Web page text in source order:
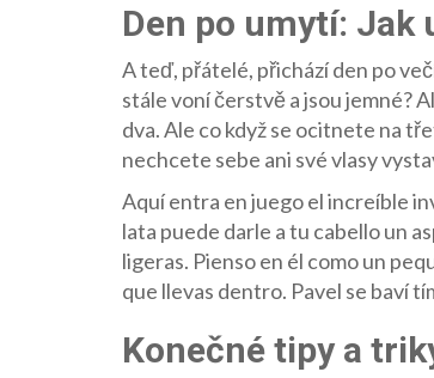
Den po umytí: Jak
A teď, přátelé, přichází den po
stále voní čerstvě a jsou jemné?
dva. Ale co když se ocitnete na
nechcete sebe ani své vlasy
Aquí entra en juego el increíble
lata puede darle a tu cabello un
ligeras. Pienso en él como un
que llevas dentro. Pavel se baví
Konečné tipy a